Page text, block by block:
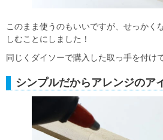
このまま使うのもいいですが、せっかく
しむことにしました！
同じくダイソーで購入した取っ手を付け
シンプルだからアレンジのア